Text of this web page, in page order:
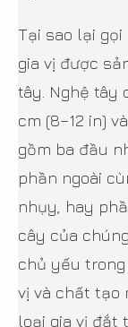
Tại sao lại gọi
gia vị được
tây. Nghệ tây
cm (8–12 in)
gồm ba đầu
phần ngoài
nhụy, hay
cây của
chủ yếu
vị và chất tạo
loại gia vị đắt